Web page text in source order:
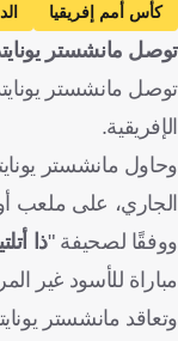
كأس أمم إفريقيا
أندريه أونانا
كرة
توصل مانشستر
توصل مانشستر
الإفريقية.
الجاري، على ملعب
ووفقًا لصحيفة "ذا
مباراة للأسود غير
وتعاقد مانشستر